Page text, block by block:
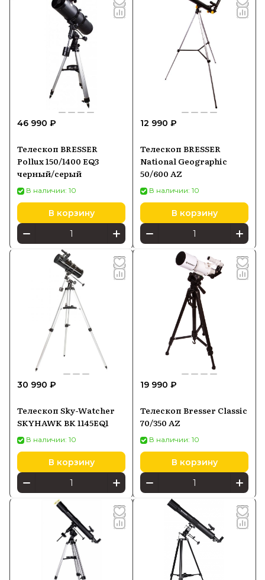
46 990 ₽
Телескоп BRESSER
Pollux 150/1400 EQ3
черный/серый
В наличии: 10
В корзину
12 990 ₽
Телескоп BRESSER
National Geographic
50/600 AZ
В наличии: 10
В корзину
30 990 ₽
Телескоп Sky-Watcher
SKYHAWK BK 1145EQ1
В наличии: 10
В корзину
19 990 ₽
Телескоп Bresser Classic
70/350 AZ
В наличии: 10
В корзину